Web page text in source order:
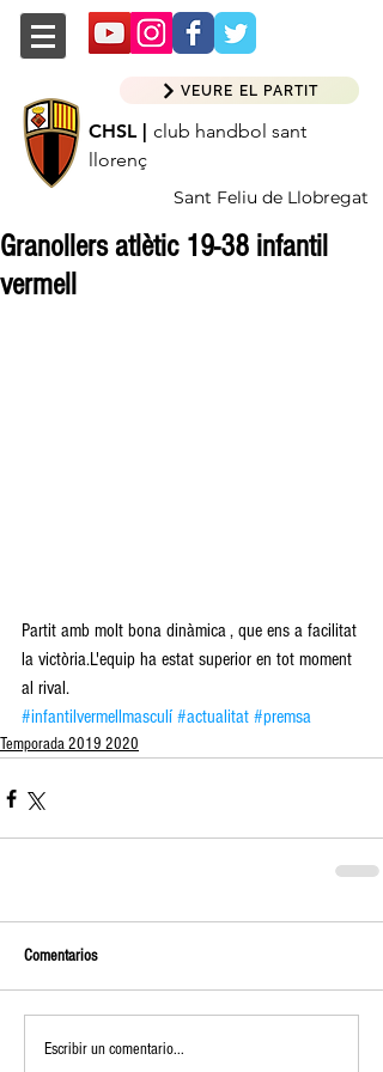
CHSL | club handbol sant
llorenç
Sant Feliu de Llobregat
VEURE EL PARTIT
Granollers atlètic 19-38 infantil
vermell
Partit amb molt bona dinàmica , que ens a facilitat
la victòria.L'equip ha estat superior en tot moment
al rival.
#infantilvermellmasculí #actualitat #premsa
Temporada 2019 2020
Comentarios
Escribir un comentario...